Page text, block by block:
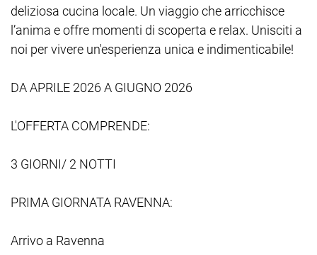
deliziosa cucina locale. Un viaggio che arricchisce
l’anima e offre momenti di scoperta e relax. Unisciti a
noi per vivere un'esperienza unica e indimenticabile!
DA APRILE 2026 A GIUGNO 2026
L'OFFERTA COMPRENDE:
3 GIORNI/ 2 NOTTI
PRIMA GIORNATA RAVENNA:
Arrivo a Ravenna